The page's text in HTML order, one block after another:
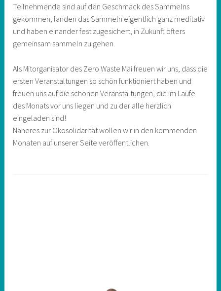
Teilnehmende sind auf den Geschmack des Sammelns
gekommen, fanden das Sammeln eigentlich ganz meditativ
und haben einander fest zugesichert, in Zukunft öfters
gemeinsam sammeln zu gehen.
Als Mitorganisator des Zero Waste Mai freuen wir uns, dass die
ersten Veranstaltungen so schön funktioniert haben und
freuen uns auf die schönen Veranstaltungen, die im Laufe
des Monats vor uns liegen und zu der alle herzlich
eingeladen sind!
Näheres zur Ökosolidarität wollen wir in den kommenden
Monaten auf unserer Seite veröffentlichen.